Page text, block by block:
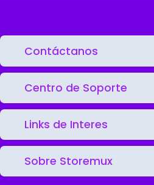
Contáctanos
Centro de Soporte
Links de Interes
Sobre Storemux